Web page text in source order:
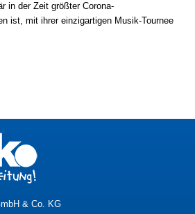
in der Zeit größter Corona-
ist, mit ihrer einzigartigen Musik-Tournee
& Co. KG